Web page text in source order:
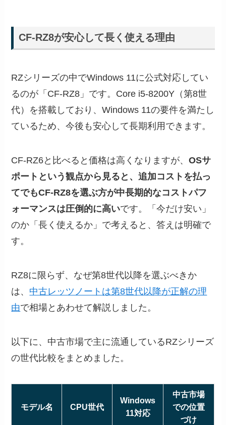
CF-RZ8が安心して長く使える理由
RZシリーズの中でWindows 11に公式対応してい
るのが「CF-RZ8」です。Core i5-8200Y（第8世
代）を搭載しており、Windows 11の要件を満たし
ているため、今後も安心して長期利用できます。
CF-RZ6と比べると価格は高くなりますが、OSサ
ポートという観点から見ると、追加コストを払っ
てでもCF-RZ8を選ぶ方が中長期的なコストパフ
ォーマンスは圧倒的に高いです。「今だけ安い」
のか「長く使えるか」で考えると、答えは明確で
す。
RZ8に限らず、なぜ第8世代以降を選ぶべきか
は、 中古レッツノートは第8世代以降が正解の理
由で相場とあわせて解説しました。
以下に、中古市場で主に流通しているRZシリーズ
の世代比較をまとめました。
モデル名 CPU世代
Windows
11対応
中古市場
での位置
づけ